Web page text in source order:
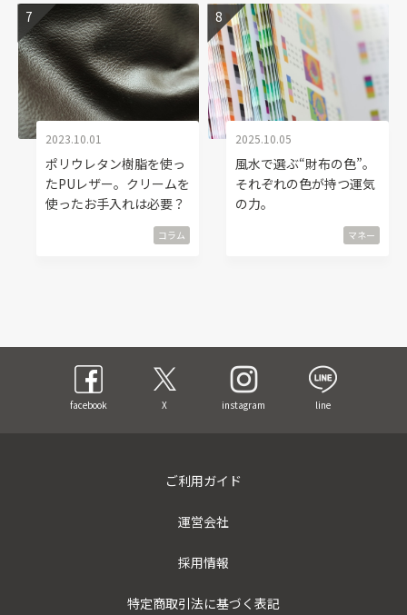
2023.10.01
ポリウレタン樹脂を使っ
たPUレザー。クリームを
使ったお手入れは必要？
コラム
2025.10.05
風水で選ぶ“財布の色”。
それぞれの色が持つ運気
の力。
マネー
facebook X instagram line
ご利用ガイド
運営会社
採用情報
特定商取引法に基づく表記